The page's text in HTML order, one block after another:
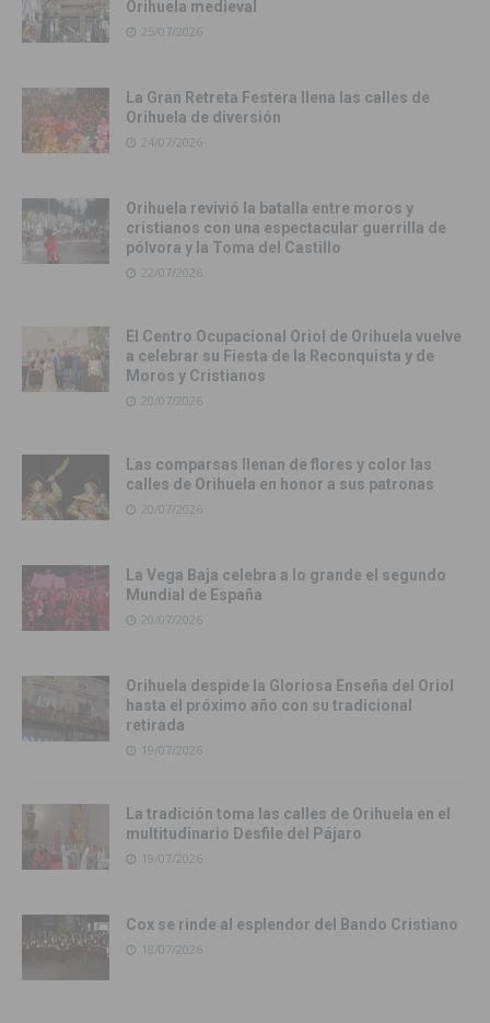
Orihuela medieval
25/07/2026
La Gran Retreta Festera llena las calles de
Orihuela de diversión
24/07/2026
Orihuela revivió la batalla entre moros y
cristianos con una espectacular guerrilla de
pólvora y la Toma del Castillo
22/07/2026
El Centro Ocupacional Oriol de Orihuela vuelve
a celebrar su Fiesta de la Reconquista y de
Moros y Cristianos
20/07/2026
Las comparsas llenan de flores y color las
calles de Orihuela en honor a sus patronas
20/07/2026
La Vega Baja celebra a lo grande el segundo
Mundial de España
20/07/2026
Orihuela despide la Gloriosa Enseña del Oriol
hasta el próximo año con su tradicional
retirada
19/07/2026
La tradición toma las calles de Orihuela en el
multitudinario Desfile del Pájaro
19/07/2026
Cox se rinde al esplendor del Bando Cristiano
18/07/2026